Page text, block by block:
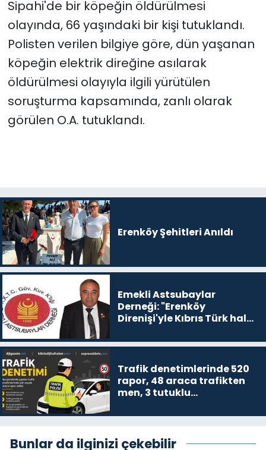
Sipahi'de bir köpeğin öldürülmesi
olayında, 66 yaşındaki bir kişi tutuklandı.
Polisten verilen bilgiye göre, dün yaşanan
köpeğin elektrik direğine asılarak
öldürülmesi olayıyla ilgili yürütülen
soruşturma kapsamında, zanlı olarak
görülen O.A. tutuklandı.
Erenköy Şehitleri Anıldı
Emekli Astsubaylar
Derneği: "Erenköy
Direnişi'yle Kıbrıs Türk halkı
vazgeçmeyeceğini
Trafik denetimlerinde 520
rapor, 48 araca trafikten
men, 3 tutuklu…
Bunlar da ilginizi çekebilir
SAĞLIK
Spor
Teknoloji
TÜRKiYE
Yazarlar